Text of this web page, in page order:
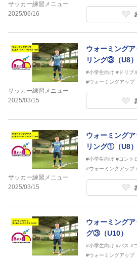
サッカー練習メニュー
2025/06/16
サッカー練習メニュー
2025/03/15
ウォーミング
リング③（U8）
#小学生向け #ドリブ
#ウォーミングアップ
サッカー練習メニュー
2025/03/15
ウォーミング
リング①（U8）
#小学生向け #コント
#ウォーミングアップ
ウォーミング
グ③（U10）
#小学生向け #パス #
#ウォーミングアップ